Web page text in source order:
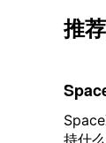
推
持什